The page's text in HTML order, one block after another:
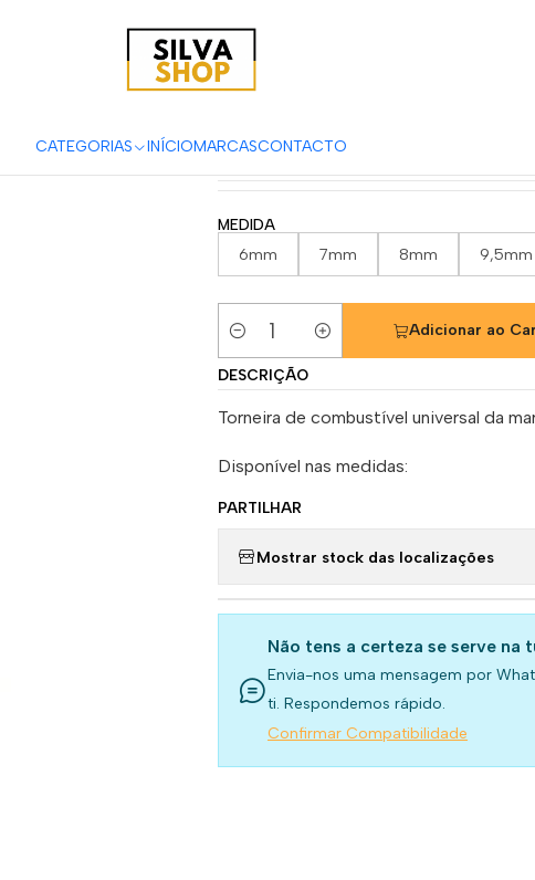
CATEGORIAS INÍCIOMARCASCONTACTO
|
MEDIDA
6mm 7mm 8mm 9,5mm
Quantidade
Adicionar ao
DESCRIÇÃO
Torneira de combustível universal da
Disponível nas medidas:
PARTILHAR
Mostrar stock das localizações
Não tens a certeza se serve na
Envia-nos uma mensagem por
ti. Respondemos rápido.
Confirmar Compatibilidade